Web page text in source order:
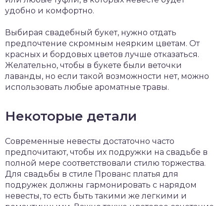
удобно и комфортно.
Выбирая свадебный букет, нужно отдать
предпочтение скромным неярким цветам. От
красных и бордовых цветов лучше отказаться.
Желательно, чтобы в букете были веточки
лаванды, но если такой возможности нет, можно
использовать любые ароматные травы.
Некоторые детали
Современные невесты достаточно часто
предпочитают, чтобы их подружки на свадьбе в
полной мере соответствовали стилю торжества.
Для свадьбы в стиле Прованс платья для
подружек должны гармонировать с нарядом
невесты, то есть быть такими же легкими и